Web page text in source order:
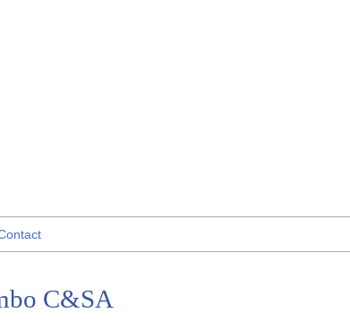
C&SA